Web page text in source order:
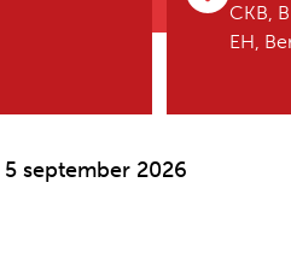
CKB,
EH,
5 september 2026